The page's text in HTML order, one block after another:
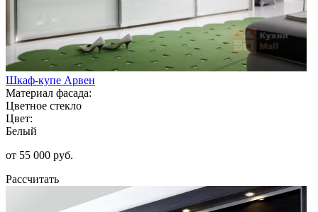
Шкаф-купе Арвен
Материал фасада:
Цветное стекло
Цвет:
Белый
от 55 000 руб.
Рассчитать